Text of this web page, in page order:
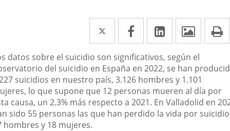
Twitter
Enlace
a
una
aplicación
externa.
Facebook
Enlace
a
una
aplicación
externa.
LinkedIn
Enlace
a
una
aplicación
externa.
datos sobre el suicidio son significativos, según el
del suicidio en España en 2022, se han
suicidios en nuestro país, 3.126 hombres y 1.101
lo que supone que 12 personas mueren al día por
causa, un 2.3% más respecto a 2021. En Valladolid en
sido 55 personas las que han perdido la vida por
hombres y 18 mujeres.